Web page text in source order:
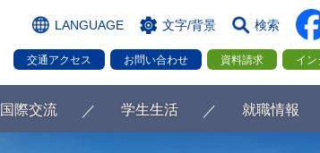
LANGUAGE 文字/背景 検索
交通アクセス お問い合わせ 資料請求 イ
国際交流 学生生活 就職情報